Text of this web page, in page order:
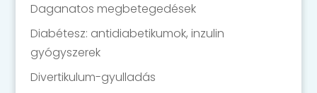
Daganatos megbetegedések
Diabétesz: antidiabetikumok, inzulin
gyógyszerek
Divertikulum-gyulladás